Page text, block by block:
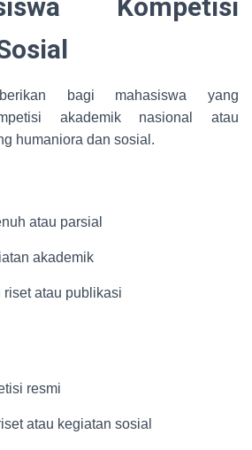
Kompetisi
bagi mahasiswa yang
akademik nasional atau
humaniora dan sosial.
atau parsial
akademik
riset atau publikasi
resmi
atau kegiatan sosial